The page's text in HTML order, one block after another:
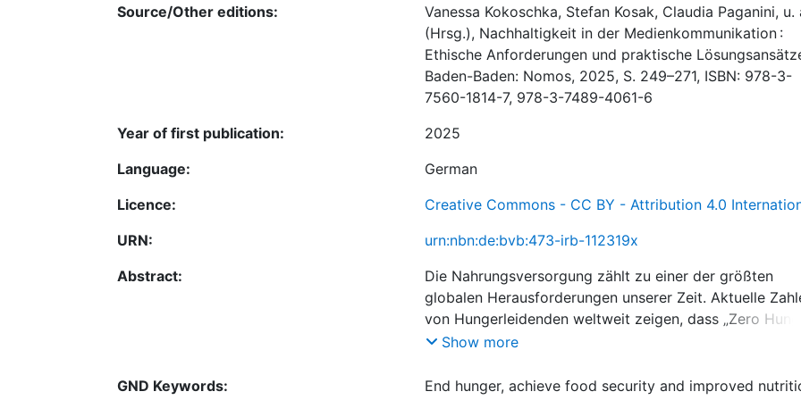
Source/Other editions:
Vanessa Kokoschka, Stefan Kosak, Claudia Paganini, u.
(Hrsg.), Nachhaltigkeit in der Medienkommunikation :
Ethische Anforderungen und praktische
Baden-Baden: Nomos, 2025, S. 249–271, ISBN: 978-3-
7560-1814-7, 978-3-7489-4061-6
Year of first publication:
2025
Language:
German
Licence:
Creative Commons - CC BY - Attribution 4.0
URN:
urn:nbn:de:bvb:473-irb-112319x
Abstract:
Die Nahrungsversorgung zählt zu einer der größten
globalen Herausforderungen unserer Zeit. Aktuelle
von Hungerleidenden weltweit zeigen, dass „Zero
das zweite der 17 Sustainable Development Goals
wie vor virulent ist. Vor dem Hintergrund, dass
Show more
GND Keywords:
End hunger, achieve food security and improved